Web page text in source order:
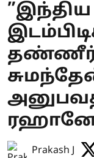
தண்ணீர்
Prakash J